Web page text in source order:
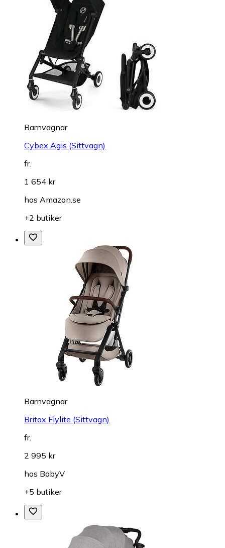
Barnvagnar
Cybex Agis (Sittvagn)
fr.
1 654 kr
hos Amazon.se
+2 butiker
Barnvagnar
Britax Flylite (Sittvagn)
fr.
2 995 kr
hos BabyV
+5 butiker